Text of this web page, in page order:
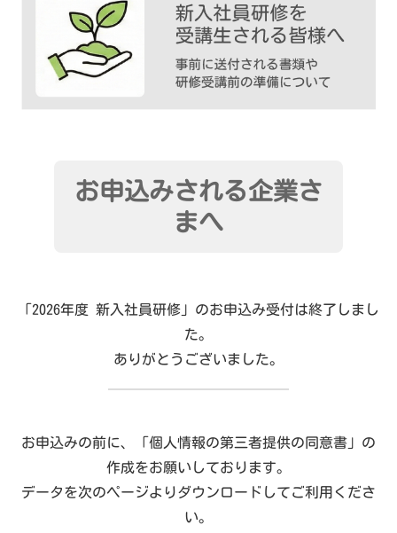
お申込みされる企業さ
まへ
「2026年度 新入社員研修」のお申込み受付は終了しまし
た。
ありがとうございました。
お申込みの前に、「個人情報の第三者提供の同意書」の
作成をお願いしております。
データを次のページよりダウンロードしてご利用くださ
い。